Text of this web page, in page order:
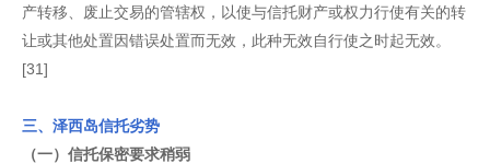
产转移、废止交易的管辖权，以使与信托财产或权力行使有关的转
让或其他处置因错误处置而无效，此种无效自行使之时起无效。
[31]
三、泽西岛信托劣势
（一）信托保密要求稍弱